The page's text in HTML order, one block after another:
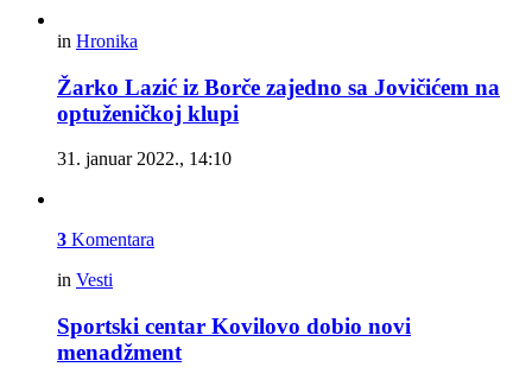
in Hronika
Žarko Lazić iz Borče zajedno sa Jovičićem na
optuženičkoj klupi
31. januar 2022., 14:10
3 Komentara
in Vesti
Sportski centar Kovilovo dobio novi
menadžment